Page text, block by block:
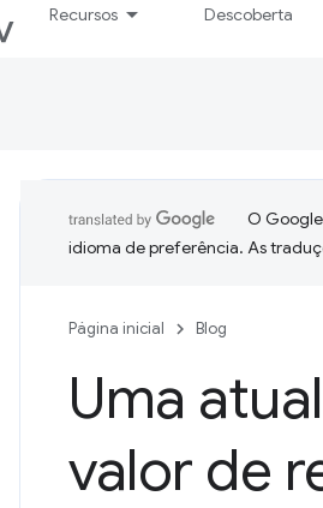
Recursos Descoberta
O
idioma de preferência. As
Página inicial Blog
Uma
valor de